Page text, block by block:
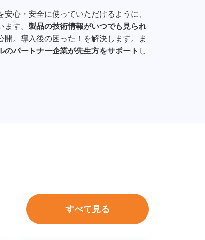
心・安全に使っていただけるように、
ます。製品の技術情報がいつでも見られ
開。導入後の困った！を解決します。ま
のパートナー企業が先生方をサポート し
すべて見る